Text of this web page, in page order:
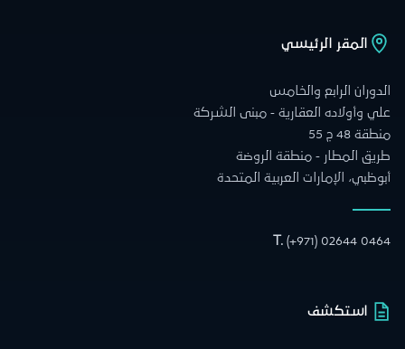
المقر الرئيسي
الدوران الرابع والخامس
علي وأولاده العقارية - مبنى الشركة
منطقة 48 ج 55
طريق المطار - منطقة الروضة
أبوظبي، الإمارات العربية المتحدة
(+971) 02644 0464
استكشف